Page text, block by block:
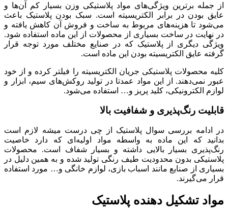
از جمله برترین ویژگی‌های مواد پلاستیکی وزن بسیار کم آن‌ها و
عایق بودن در برابر الکتریسیته است. سبک بودن پلاستیک باعث
می‌شود تا هزینه‌های مربوط به ساخت و فروش آن کاهش یافته و
در نهایت در ساخت بسیاری از محصولات از این ماده استفاده شود.
ویژگی دیگری از پلاستیک که در صنایع مختلف مورد توجه قرار
گرفته عایق الکتریسیته بودن این ماده است.
کلیه محصولات پلاستیکی جریان الکتریسیته را فیلتر کرده و از خود
عبور نمی‌دهند. از این مواد عمدتا در تولید روکش‌های سیم، ابزار و
لوازم الکترونیکی، کلید پریز و… استفاده می‌شود.
قابلیت رنگ‌پذیری و شفافیت بالا
در ادامه بررسی سوال پلاستیک از چی درست میشه لازم است
بدانید که این ماده به واسطه مواد اولیه‌ای که دارد خاصیت
رنگ‌پذیری بسیار بالایی داشته و بسیار شفاف است. محصولات
پلاستیکی بدون محدودیت طیف رنگی تولید شده و به همین دلیل در
بسیاری از صنایع مانند اسباب بازی، لوازم خانگی و… مورد استفاده
قرار می‌گیرند.
مواد تشکیل دهنده پلاستیک